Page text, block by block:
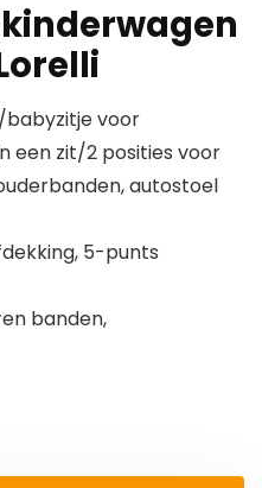
voor
een zit/2 posities voor
autostoel
5-punts
banden,